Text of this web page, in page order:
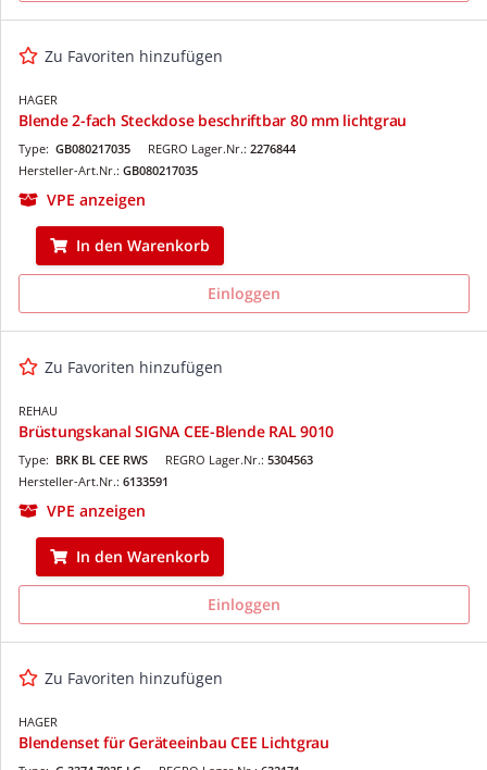
Zu Favoriten hinzufügen
HAGER
Blende 2-fach Steckdose beschriftbar 80 mm lichtgrau
REGRO Lager.Nr.: 2276844
Type: GB080217035
Hersteller-Art.Nr.: GB080217035
VPE anzeigen
In den Warenkorb
Einloggen
Zu Favoriten hinzufügen
REHAU
Brüstungskanal SIGNA CEE-Blende RAL 9010
REGRO Lager.Nr.: 5304563
Type: BRK BL CEE RWS
Hersteller-Art.Nr.: 6133591
VPE anzeigen
In den Warenkorb
Einloggen
Zu Favoriten hinzufügen
HAGER
Blendenset für Geräteeinbau CEE Lichtgrau